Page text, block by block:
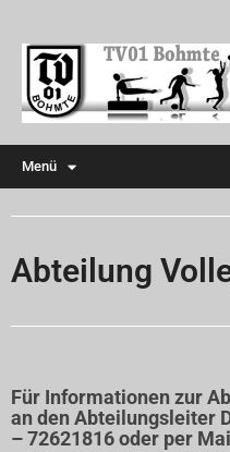
Menü
Abteilung
Für Informationen zur
an den Abteilungsleiter
– 72621816 oder per